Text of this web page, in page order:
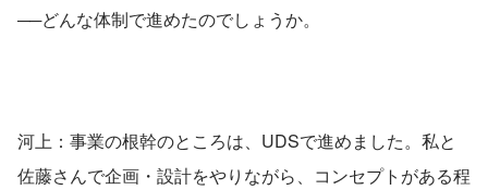
──どんな体制で進めたのでしょうか。
河上：事業の根幹のところは、UDSで進めました。私と
佐藤さんで企画・設計をやりながら、コンセプトがある程